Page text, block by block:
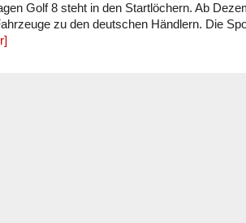
Golf 8 steht in den Startlöchern. Ab
zu den deutschen Händlern. Die